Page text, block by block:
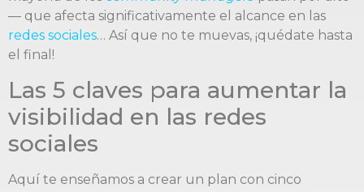
— que afecta significativamente el alcance en las
redes sociales… Así que no te muevas, ¡quédate hasta
el final!
Las 5 claves para aumentar la
visibilidad en las redes
sociales
Aquí te enseñamos a crear un plan con cinco